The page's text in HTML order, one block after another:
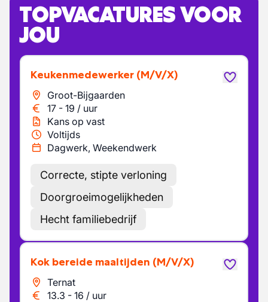
TOPVACATURES VOOR
JOU
Keukenmedewerker (M/V/X)
Groot-Bijgaarden
17 - 19 / uur
Kans op vast
Voltijds
Dagwerk, Weekendwerk
Correcte, stipte verloning
Doorgroeimogelijkheden
Hecht familiebedrijf
Kok bereide maaltijden (M/V/X)
Ternat
13.3 - 16 / uur